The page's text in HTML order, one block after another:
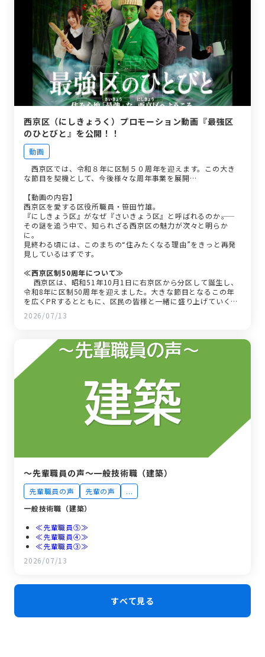
西京区（にしきょうく）プロモーション動画『最強区
のひとびと』を公開！！
動画
西京区では、令和８年に区制５０周年を迎えます。この大き
な節目を契機として、今後様々な周年事業を展開…
【動画の内容】
西京区を愛する区役所職員・笹田竹雄。
『にしきょう区』がなぜ『さいきょう区』と呼ばれるのか――。
その謎を追う中で、知られざる西京区の魅力が次々と明らか
に。
見終わる頃には、このまちの“住みたくなる理由”をきっと再発
見しているはずです。
≪西京区制50周年について≫
西京区は、昭和51年10月1日に右京区から分区して誕生し、
令和8年に区制50周年を迎えました。大きな節目となるこの年
を広くPRするとともに、区民の皆様と一緒に盛り上げていくた
め、様々な事業を実施します。
2026/07/13
～先輩職員の声～一般技術職（建築）
先輩職員の声 先輩の声
...
一般技術職（建築）
≪先輩職員⑤≫
≪先輩職員④≫
≪先輩職員③≫
≪先輩職員②≫
≪先輩職員①≫
2026/07/13
すべて見る